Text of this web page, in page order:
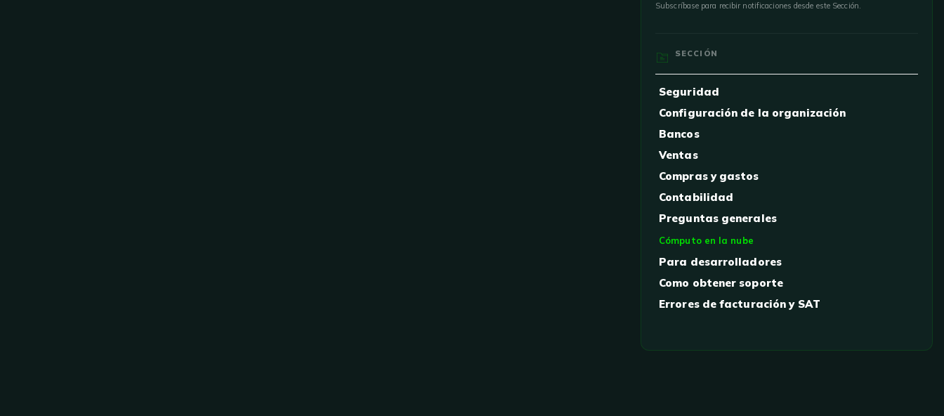
Subscríbase para recibir notificaciones desde este Sección.
SECCIÓN
Seguridad
Configuración de la organización
Bancos
Ventas
Compras y gastos
Contabilidad
Preguntas generales
Cómputo en la nube
Para desarrolladores
Como obtener soporte
Errores de facturación y SAT